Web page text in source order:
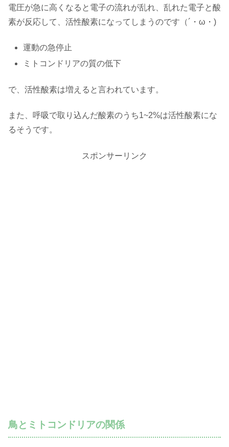
電圧が急に高くなると電子の流れが乱れ、乱れた電子と酸
素が反応して、活性酸素になってしまうのです（´・ω・)
運動の急停止
ミトコンドリアの質の低下
で、活性酸素は増えると言われています。
また、呼吸で取り込んだ酸素のうち1~2%は活性酸素にな
るそうです。
スポンサーリンク
鳥とミトコンドリアの関係